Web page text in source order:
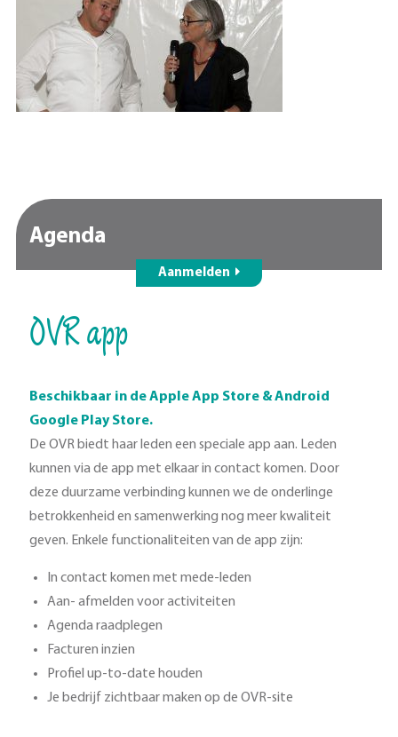
Agenda
Aanmelden
OVR app
Beschikbaar in de Apple App Store & Android
Google Play Store.
De OVR biedt haar leden een speciale app aan. Leden
kunnen via de app met elkaar in contact komen. Door
deze duurzame verbinding kunnen we de onderlinge
betrokkenheid en samenwerking nog meer kwaliteit
geven. Enkele functionaliteiten van de app zijn:
In contact komen met mede-leden
Aan- afmelden voor activiteiten
Agenda raadplegen
Facturen inzien
Profiel up-to-date houden
Je bedrijf zichtbaar maken op de OVR-site